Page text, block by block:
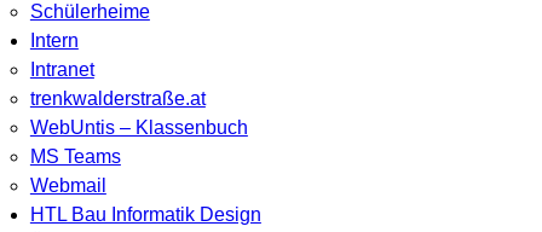
Schülerheime
Intern
Intranet
trenkwalderstraße.at
WebUntis – Klassenbuch
MS Teams
Webmail
HTL Bau Informatik Design